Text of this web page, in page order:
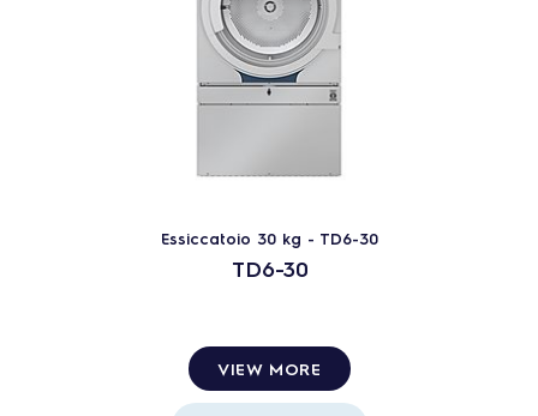
Essiccatoio 30 kg - TD6-30
TD6-30
VIEW MORE